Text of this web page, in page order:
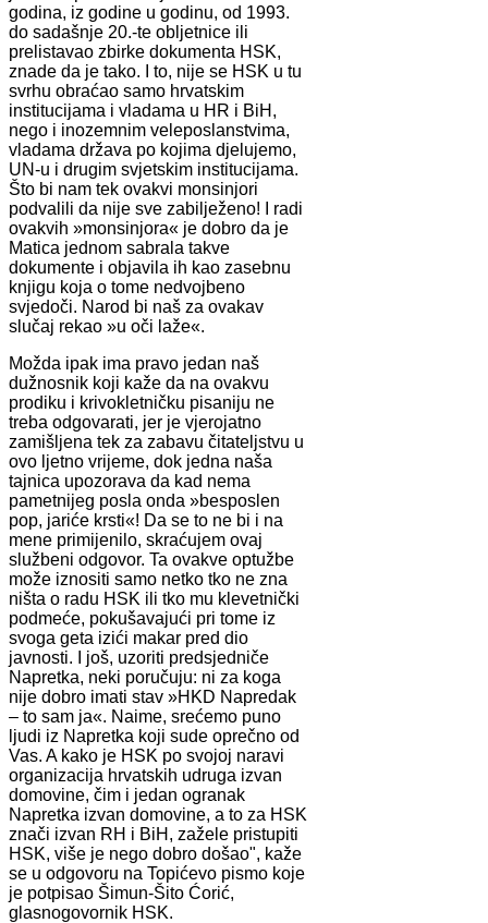
godina, iz godine u godinu, od 1993.
do sadašnje 20.-te obljetnice ili
prelistavao zbirke dokumenta HSK,
znade da je tako. I to, nije se HSK u tu
svrhu obraćao samo hrvatskim
institucijama i vladama u HR i BiH,
nego i inozemnim veleposlanstvima,
vladama država po kojima djelujemo,
UN-u i drugim svjetskim institucijama.
Što bi nam tek ovakvi monsinjori
podvalili da nije sve zabilježeno! I radi
ovakvih »monsinjora« je dobro da je
Matica jednom sabrala takve
dokumente i objavila ih kao zasebnu
knjigu koja o tome nedvojbeno
svjedoči. Narod bi naš za ovakav
slučaj rekao »u oči laže«.
Možda ipak ima pravo jedan naš
dužnosnik koji kaže da na ovakvu
prodiku i krivokletničku pisaniju ne
treba odgovarati, jer je vjerojatno
zamišljena tek za zabavu čitateljstvu u
ovo ljetno vrijeme, dok jedna naša
tajnica upozorava da kad nema
pametnijeg posla onda »besposlen
pop, jariće krsti«! Da se to ne bi i na
mene primijenilo, skraćujem ovaj
službeni odgovor. Ta ovakve optužbe
može iznositi samo netko tko ne zna
ništa o radu HSK ili tko mu klevetnički
podmeće, pokušavajući pri tome iz
svoga geta izići makar pred dio
javnosti. I još, uzoriti predsjedniče
Napretka, neki poručuju: ni za koga
nije dobro imati stav »HKD Napredak
– to sam ja«. Naime, srećemo puno
ljudi iz Napretka koji sude oprečno od
Vas. A kako je HSK po svojoj naravi
organizacija hrvatskih udruga izvan
domovine, čim i jedan ogranak
Napretka izvan domovine, a to za HSK
znači izvan RH i BiH, zažele pristupiti
HSK, više je nego dobro došao", kaže
se u odgovoru na Topićevo pismo koje
je potpisao Šimun-Šito Ćorić,
glasnogovornik HSK.